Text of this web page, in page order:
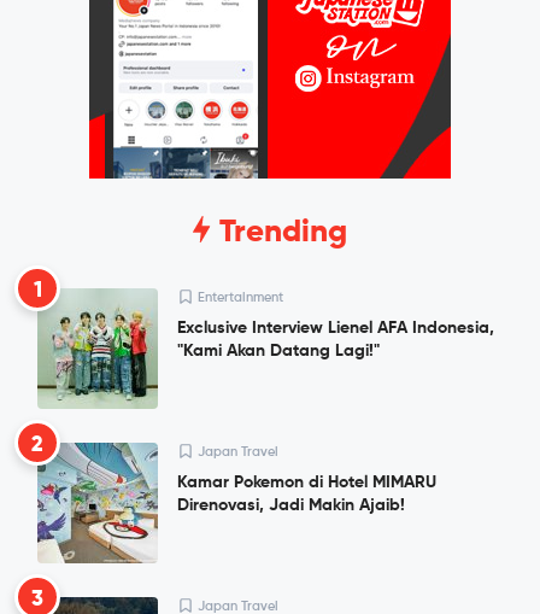
Trending
1 Entertainment
Exclusive Interview Lienel AFA Indonesia,
"Kami Akan Datang Lagi!"
2 Japan Travel
Kamar Pokemon di Hotel MIMARU
Direnovasi, Jadi Makin Ajaib!
3 Japan Travel